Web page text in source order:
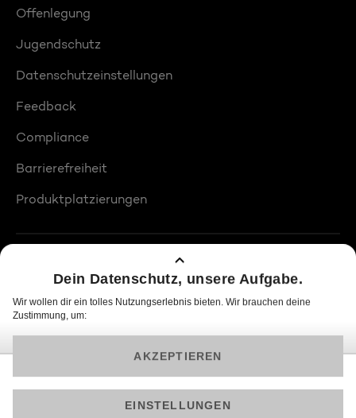
Offenlegung
Jugendschutz
Datenschutzeinstellungen
Feedback
Compliance
Barrierefreiheit
Produktplatzierungen
© 2026 ProSiebenSat.1 PULS 4 GmbH
Am besten läuft Joyn in der App!